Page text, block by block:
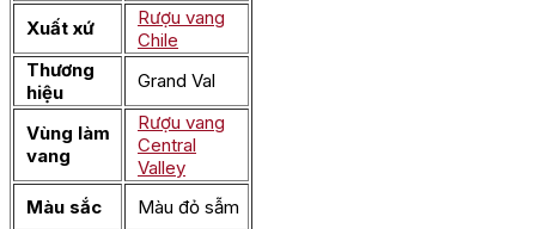
Xuất xứ
Rượu vang
Chile
Thương
hiệu
Grand Val
Vùng làm
vang
Rượu vang
Central
Valley
Màu sắc
Màu đỏ sẫm